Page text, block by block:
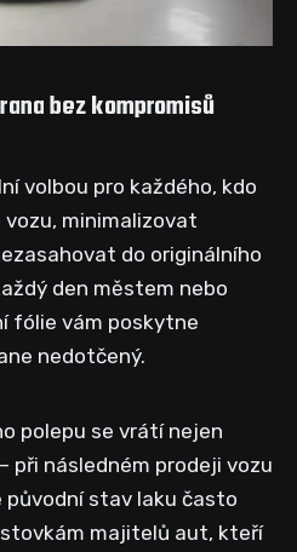
bez kompromisů
volbou pro každého, kdo
minimalizovat
do originálního
den městem nebo
fólie vám poskytne
nedotčený.
polepu se vrátí nejen
při následném prodeji vozu
původní stav laku často
majitelů aut, kteří